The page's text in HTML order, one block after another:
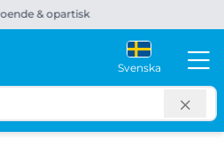
4,8 av 5 Google
Svenska